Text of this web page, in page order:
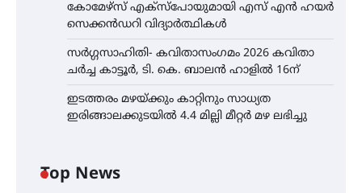
കോമേഴ്സ് എക്സ്പോയുമായി എസ് എൻ ഹയർ
സെക്കൻഡറി വിദ്യാർത്ഥികൾ
സർഗ്ഗസാഹിതി- കവിതാസംഗമം 2026 കവിതാ
ചർച്ച കാട്ടൂർ, ടി. കെ. ബാലൻ ഹാളിൽ 16ന്
ഇടത്തരം മഴയ്ക്കും കാറ്റിനും സാധ്യത
ഇരിങ്ങാലക്കുടയിൽ 4.4 മില്ലി മീറ്റർ മഴ ലഭിച്ചു
Top News